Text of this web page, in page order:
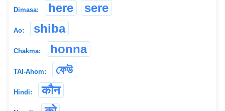
Dimasa: here sere
Ao: shiba
Chakma: honna
TAI-Ahom: ফেউ
Hindi: कौन